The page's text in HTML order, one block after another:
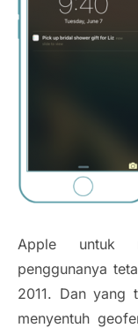
Apple untuk
penggunanya
2011. Dan yang
menyentuh